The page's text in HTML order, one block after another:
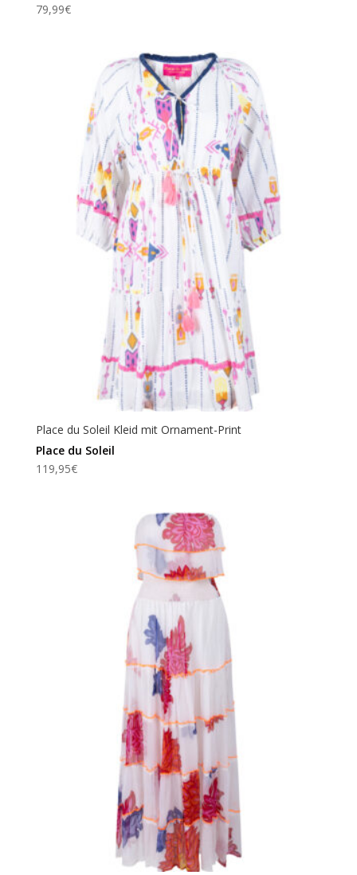
79,99€
Place du Soleil Kleid mit Ornament-Print
Place du Soleil
119,95€